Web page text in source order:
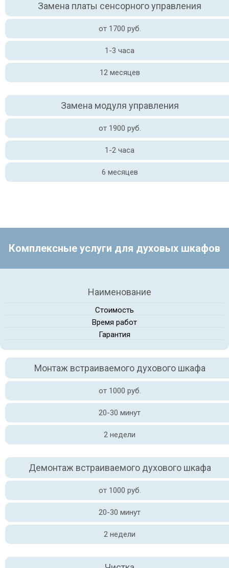
Замена платы сенсорного управления
от 1700 руб.
1-3 часа
12 месяцев
Замена модуля управления
от 1900 руб.
1-2 часа
6 месяцев
Комплексные услуги для духовых шкафов
Наименование
Стоимость
Время работ
Гарантия
Монтаж встраиваемого духового шкафа
от 1000 руб.
20-30 минут
2 недели
Демонтаж встраиваемого духового шкафа
от 1000 руб.
20-30 минут
2 недели